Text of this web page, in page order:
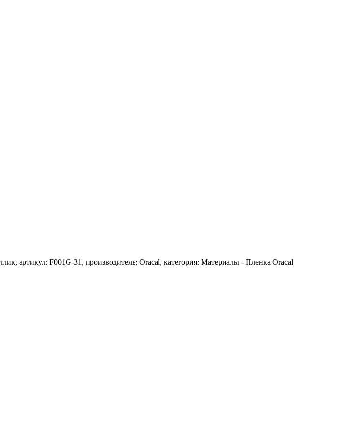
артикул: F001G-31, производитель: Oracal, категория: Материалы - Пленка Oracal